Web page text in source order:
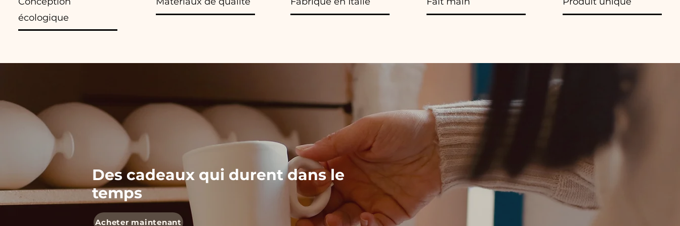
écologique
Des cadeaux qui durent dans le
temps
Acheter maintenant